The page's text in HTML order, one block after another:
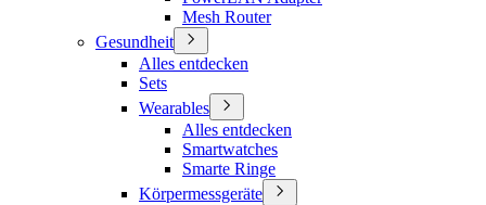
Mesh Router
Gesundheit
Alles entdecken
Sets
Wearables
Alles entdecken
Smartwatches
Smarte Ringe
Körpermessgeräte